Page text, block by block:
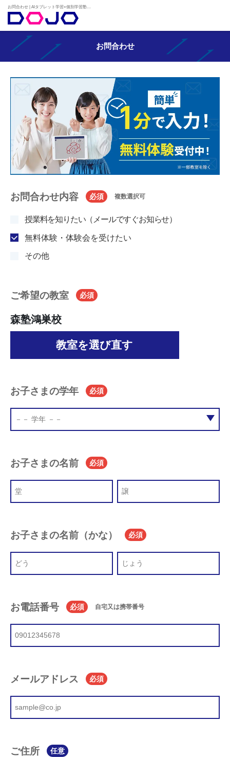
お問合わせ
お問合わせ内容 必須 複数選択可
授業料を知りたい（メールですぐお知らせ）
無料体験・体験会を受けたい
その他
ご希望の教室 必須
森塾鴻巣校
教室を選び直す
お子さまの学年 必須
お子さまの名前 必須
お子さまの名前（かな） 必須
お電話番号 必須 自宅又は携帯番号
メールアドレス 必須
ご住所 任意